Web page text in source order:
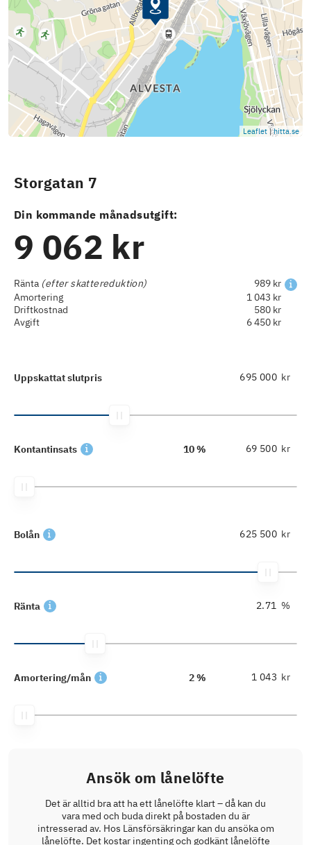
Leaflet | hitta.se
Storgatan 7
Din kommande månadsutgift:
9 062 kr
Ränta (efter skattereduktion)
989 kr
Amortering
1 043 kr
Driftkostnad
580 kr
Avgift
6 450 kr
Uppskattat slutpris kr
Kontantinsats 10 % kr
Bolån kr
Ränta %
Amortering/mån 2 % kr
Ansök om lånelöfte
Det är alltid bra att ha ett lånelöfte klart – då kan du
vara med och buda direkt på bostaden du är
intresserad av. Hos Länsförsäkringar kan du ansöka om
lånelöfte. Det kostar ingenting och godkänt lånelöfte